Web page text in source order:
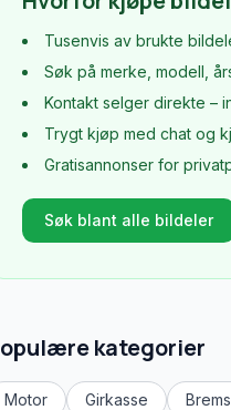
Tusenvis av brukte
Søk på merke, modell,
Kontakt selger direkte –
Trygt kjøp med chat og
Gratisannonser for
Søk blant alle bildeler
kategorier
Motor Girkasse